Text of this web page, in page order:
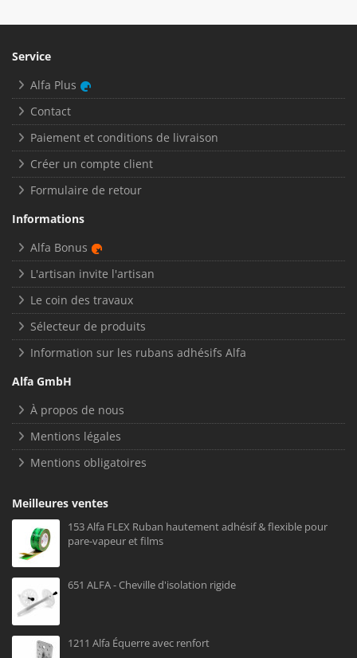
Service
Alfa Plus
Contact
Paiement et conditions de livraison
Créer un compte client
Formulaire de retour
Informations
Alfa Bonus
L'artisan invite l'artisan
Le coin des travaux
Sélecteur de produits
Information sur les rubans adhésifs Alfa
Alfa GmbH
À propos de nous
Mentions légales
Mentions obligatoires
Meilleures ventes
153 Alfa FLEX Ruban hautement adhésif & flexible pour
pare-vapeur et films
651 ALFA - Cheville d'isolation rigide
1211 Alfa Équerre avec renfort